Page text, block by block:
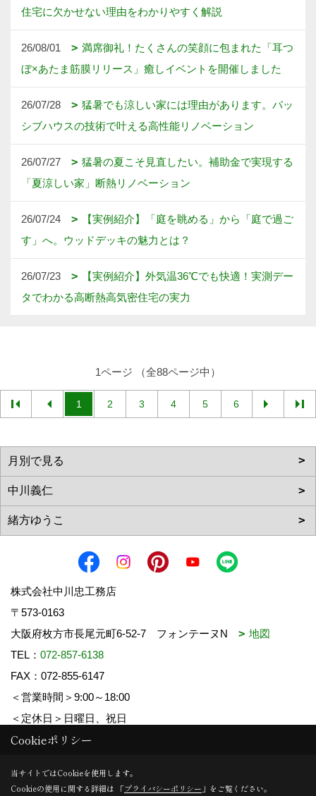
住宅に欠かせない理由をわかりやすく解説
26/08/01
満席御礼！たくさんの笑顔に包まれた「耳つ
ぼ×あたま筋膜リリース」癒しイベントを開催しました
26/07/28
猛暑でも涼しい家には理由があります。パッ
シブハウスの技術で叶える高性能リノベーション
26/07/27
猛暑の夏こそ見直したい。補助金で実現する
「夏涼しい家」断熱リノベーション
26/07/24
【実例紹介】「庭を眺める」から「庭で過ご
す」へ。ウッドデッキの魅力とは？
26/07/23
【実例紹介】外気温36℃でも快適！実測デー
タでわかる高断熱高気密住宅の実力
1ページ （全88ページ中）
1 2 3 4 5 6
株式会社中川忠工務店
〒573-0163
大阪府枚方市長尾元町6-52-7 フォンテーヌN
地図
TEL： 072-857-6138
FAX：072-855-6147
＜営業時間＞9:00～18:00
＜定休日＞日曜日、祝日
Copyright (c) 中川忠工務店. All Rights Reserved.
Produced byゴデスクリエイト
Cookieポリシー
当サイトではCookieを使用します。
Cookieの使用に関する詳細は 「プライバシーポリシー 」をご覧ください。